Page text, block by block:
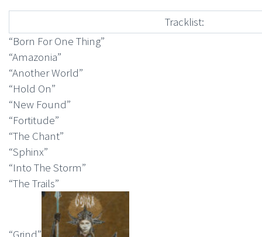
Tracklist:
“Born For One Thing”
“Amazonia”
“Another World”
“Hold On”
“New Found”
“Fortitude”
“The Chant”
“Sphinx”
“Into The Storm”
“The Trails”
“Grind”